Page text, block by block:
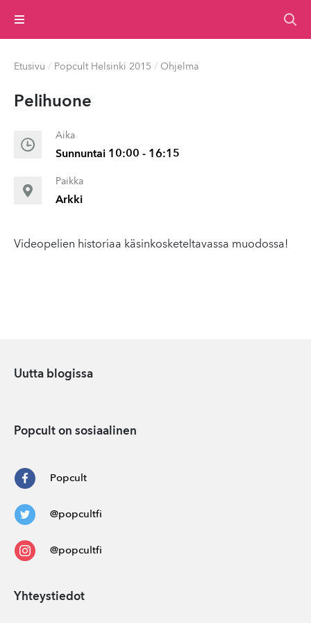
Valikko
Etusivu / Popcult Helsinki 2015 / Ohjelma
Pelihuone
Aika
Sunnuntai 10:00 - 16:15
Paikka
Arkki
Videopelien historiaa käsinkosketeltavassa muodossa!
Uutta blogissa
Popcult on sosiaalinen
Popcult
@popcultfi
@popcultfi
Yhteystiedot